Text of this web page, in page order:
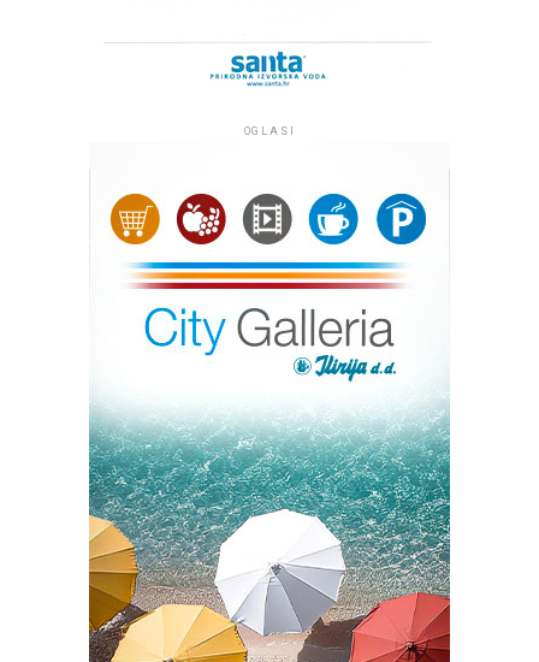
ukrašene su hrvatskim zastavama. Već od 6 sati, u grad
na proslavu dana ponosa i slave, dolaze brojni građani iz
Nakon budnice u 6,30 sati, koja se kretala od vojarne 4.
gardijske brigade Pauci, ulicom Kralja Tomislava, Trgom
Oluje, Ulicom dr. Franje Tuđmana, Trgom dr. Ante
Starčevića do mosta na Krki, program se nastavlja u 7,30
sati svetom misom u Crkvi Gospe Velikog Hrvatskog
Krsnog zavjeta.
Misno slavlje predvodit će vojni ordinarij u Republici
HrvatskojJure Bogdanu zajedništvu sa šibenskim
biskupomTomislavom Rogićem.
Od 9 sati, ispred Spomenika hrvatske pobjede Oluja na
Trgu dr. Ante Starčevića, odat će se počast poginulim,
nestalim i umrlim hrvatskim braniteljima.
Središnja svečanost održat će se u 9, 40 sati na Stadionu
OGLASI